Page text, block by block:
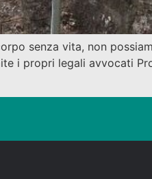
senza vita, non
i propri legali avvocati